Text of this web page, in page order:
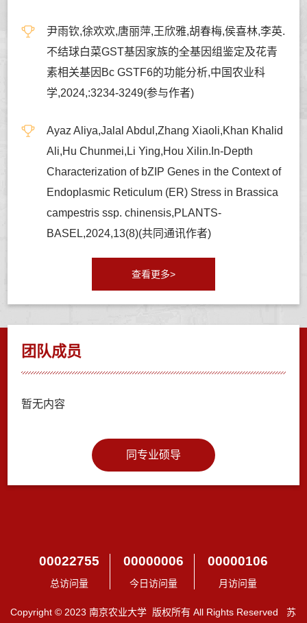
尹雨钦,徐欢欢,唐丽萍,王欣雅,胡春梅,侯喜林,李英.
不结球白菜GST基因家族的全基因组鉴定及花青
素相关基因Bc GSTF6的功能分析,中国农业科
学,2024,:3234-3249(参与作者)
Ayaz Aliya,Jalal Abdul,Zhang Xiaoli,Khan Khalid
Ali,Hu Chunmei,Li Ying,Hou Xilin.In-Depth
Characterization of bZIP Genes in the Context of
Endoplasmic Reticulum (ER) Stress in Brassica
campestris ssp. chinensis,PLANTS-
BASEL,2024,13(8)(共同通讯作者)
查看更多>
团队成员
暂无内容
同专业硕导
00022755
总访问量
00000006
今日访问量
00000106
月访问量
Copyright © 2023 南京农业大学 版权所有 All Rights Reserved 苏